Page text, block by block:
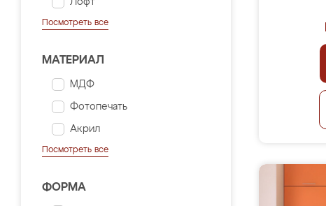
Лофт
Посмотреть все
МАТЕРИАЛ
МДФ
Фотопечать
Акрил
Посмотреть все
ФОРМА